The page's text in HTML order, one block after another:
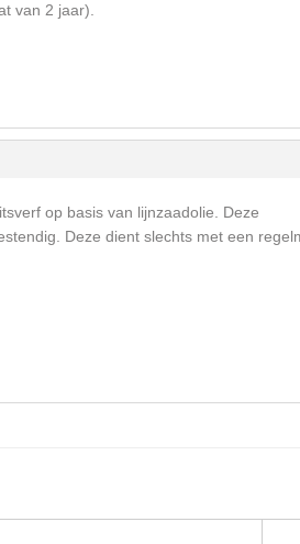
van 2 jaar).
op basis van lijnzaadolie. Deze
Deze dient slechts met een